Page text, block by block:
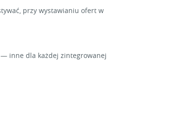
przy wystawianiu ofert w
— inne dla każdej zintegrowanej